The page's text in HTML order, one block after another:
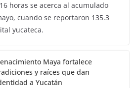
horas se acerca al acumulado
cuando se reportaron 135.3
yucateca.
Maya fortalece
y raíces que dan
a Yucatán